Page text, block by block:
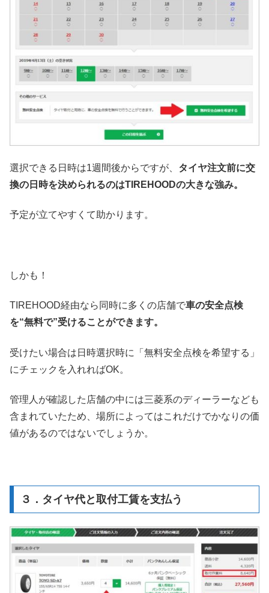
選択できる日時は1週間後からですが、 タイヤ注文前に交
換の日時を決められるのはTIREHOODの大きな強み。
予定が立てやすくて助かります。
しかも！
TIREHOOD経由なら同時に多くの店舗で車の安全点検
を“無料で”受けることができます。
受けたい場合は日時選択時に「無料安全点検を希望する」
にチェックを入れればOK。
管理人が確認した店舗の中には三菱系のディーラーなども
含まれていたため、場所によってはこれだけでかなりの価
値があるのではないでしょうか。
３．タイヤ代と取付工賃を支払う